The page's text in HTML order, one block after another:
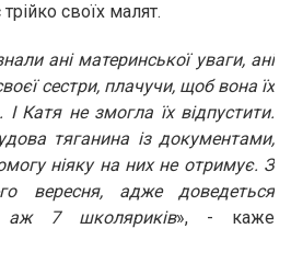
своїх малят.
ані материнської уваги, ані
сестри, плачучи, щоб вона їх
Катя не змогла їх відпустити.
тяганина із документами,
ніяку на них не отримує. З
вересня, адже доведеться
7 школяриків», - каже